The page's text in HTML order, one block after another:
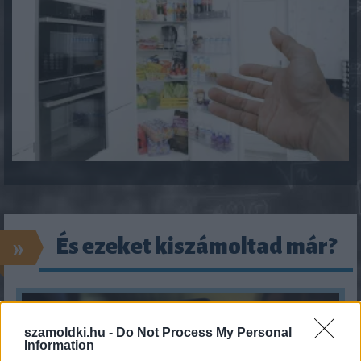
szamoldki.hu - Do Not Process My Personal
Information
» És ezeket kiszámoltad már?